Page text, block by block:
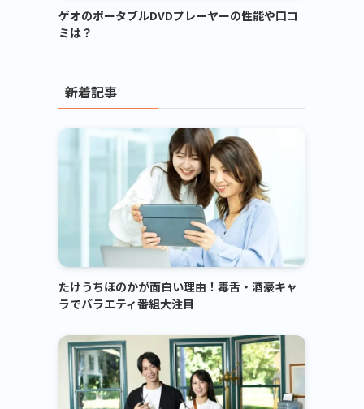
ゲオのポータブルDVDプレーヤーの性能や口コ
ミは？
新着記事
たけうちほのかが面白い理由！毒舌・酒豪キャ
ラでバラエティ番組大注目